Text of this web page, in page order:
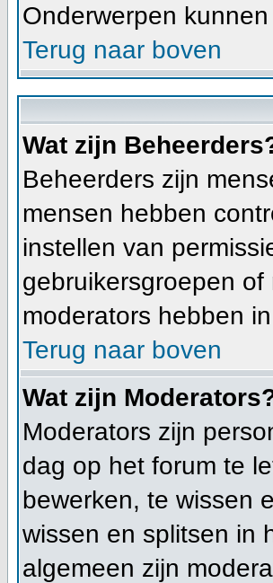
Onderwerpen
Terug naar boven
Wat zijn
Beheerders zijn
mensen hebben
instellen van
gebruikersgroepen
moderators hebben
Terug naar boven
Wat zijn
Moderators zijn
dag op het forum te
bewerken, te wissen
wissen en splitsen in
algemeen zijn